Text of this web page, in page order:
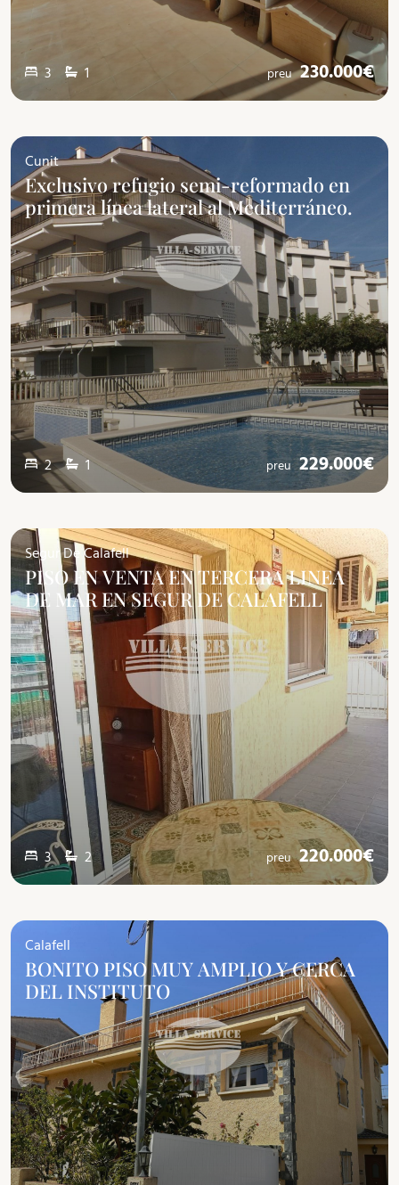
3 1 preu230.000€
Cunit
Exclusivo refugio semi-reformado en
primera línea lateral al Mediterráneo.
2 1 preu 229.000€
Segur De Calafell
PISO EN VENTA EN TERCERA LINEA
DE MAR EN SEGUR DE CALAFELL
3 2 preu220.000€
Calafell
BONITO PISO MUY AMPLIO Y CERCA
DEL INSTITUTO